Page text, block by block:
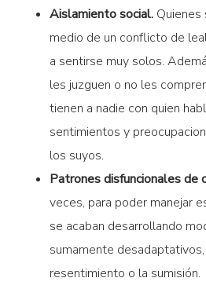
Aislamiento social.Quienes
medio de un conflicto de
a sentirse muy solos.
les juzguen o no les
tienen a nadie con quien
sentimientos y
los suyos.
Patrones disfuncionales de
veces, para poder manejar
se acaban desarrollando
sumamente
resentimiento o la sumisión.